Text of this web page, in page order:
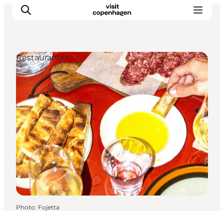
Aktiviteter
Mat och dryck
Planera din resa
Restauranter
Photo: Fojetta